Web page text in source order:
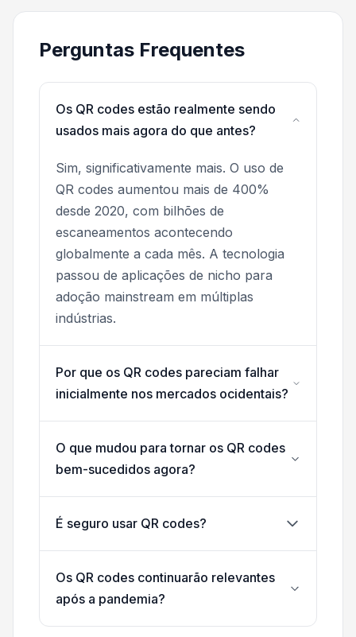
Perguntas Frequentes
Os QR codes estão realmente sendo
usados mais agora do que antes?
Sim, significativamente mais. O uso de
QR codes aumentou mais de 400%
desde 2020, com bilhões de
escaneamentos acontecendo
globalmente a cada mês. A tecnologia
passou de aplicações de nicho para
adoção mainstream em múltiplas
indústrias.
Por que os QR codes pareciam falhar
inicialmente nos mercados ocidentais?
O que mudou para tornar os QR codes
bem-sucedidos agora?
É seguro usar QR codes?
Os QR codes continuarão relevantes
após a pandemia?